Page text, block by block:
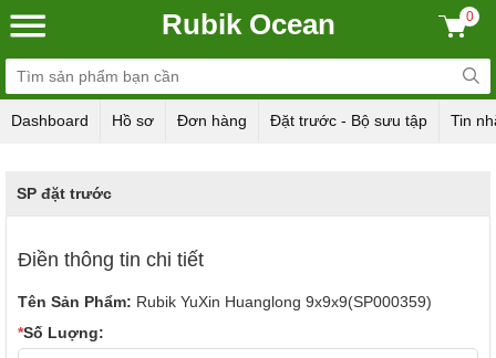
Rubik Ocean 0
Dashboard Hồ sơ Đơn hàng Đặt trước - Bộ sưu tập Tin
SP đặt trước
Điền thông tin chi tiết
Tên Sản Phẩm: Rubik YuXin Huanglong 9x9x9(SP000359)
*Số Luợng: